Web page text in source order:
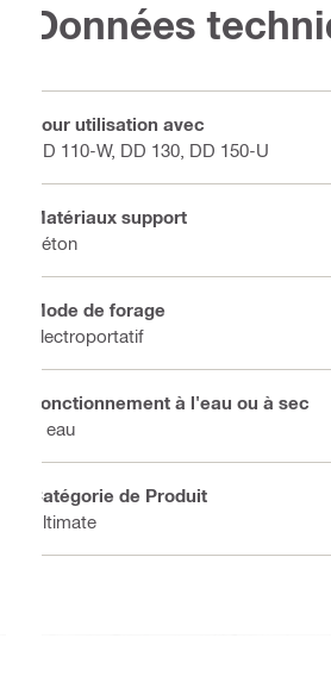
Données
Pour utilisation avec
DD 110-W, DD 130, DD 150-U
Matériaux support
Béton
Mode de forage
Électroportatif
Fonctionnement à l'eau ou à sec
À eau
Catégorie de Produit
Ultimate